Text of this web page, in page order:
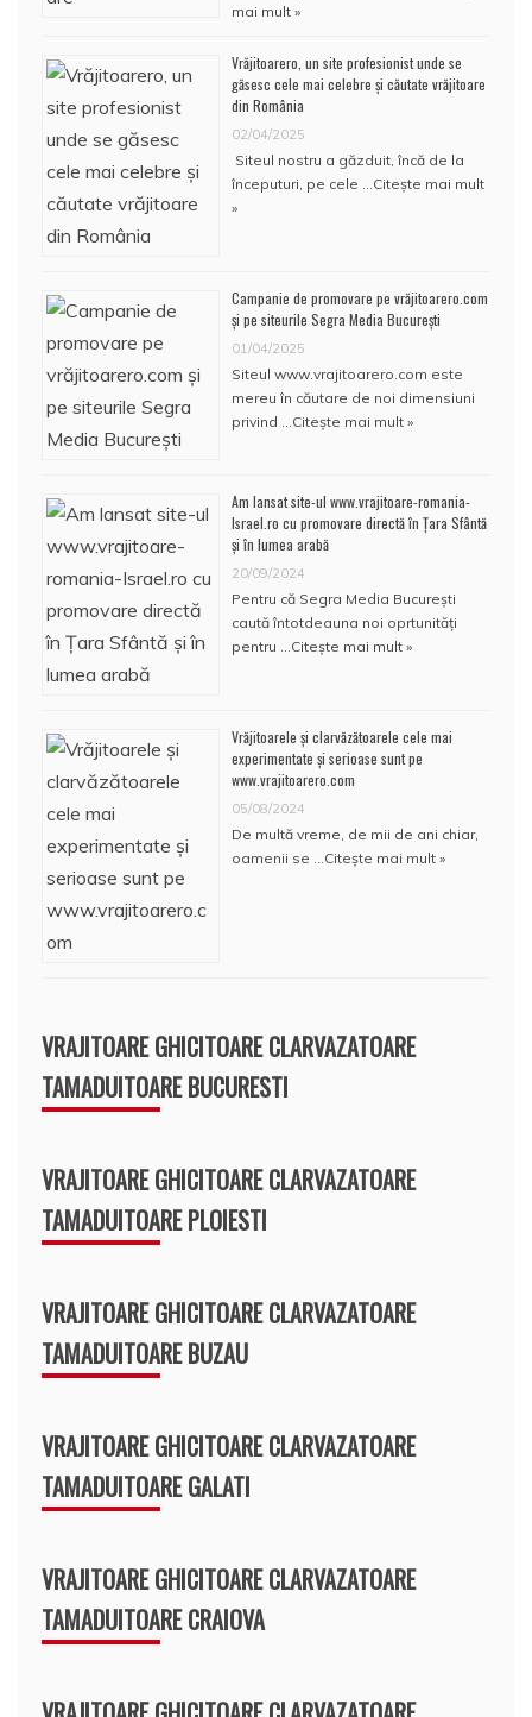
mai mult »
Vrăjitoarero, un site profesionist unde se
găsesc cele mai celebre și căutate vrăjitoare
din România
02/04/2025
Siteul nostru a găzduit, încă de la
începuturi, pe cele … Citește mai mult
»
Campanie de promovare pe vrăjitoarero.com
și pe siteurile Segra Media București
01/04/2025
Siteul www.vrajitoarero.com este
mereu în căutare de noi dimensiuni
privind … Citește mai mult »
Am lansat site-ul www.vrajitoare-romania-
Israel.ro cu promovare directă în Țara Sfântă
și în lumea arabă
20/09/2024
Pentru că Segra Media București
caută întotdeauna noi oprtunități
pentru … Citește mai mult »
Vrăjitoarele și clarvăzătoarele cele mai
experimentate și serioase sunt pe
www.vrajitoarero.com
05/08/2024
De multă vreme, de mii de ani chiar,
oamenii se … Citește mai mult »
VRAJITOARE GHICITOARE CLARVAZATOARE
TAMADUITOARE BUCURESTI
VRAJITOARE GHICITOARE CLARVAZATOARE
TAMADUITOARE PLOIESTI
VRAJITOARE GHICITOARE CLARVAZATOARE
TAMADUITOARE BUZAU
VRAJITOARE GHICITOARE CLARVAZATOARE
TAMADUITOARE GALATI
VRAJITOARE GHICITOARE CLARVAZATOARE
TAMADUITOARE CRAIOVA